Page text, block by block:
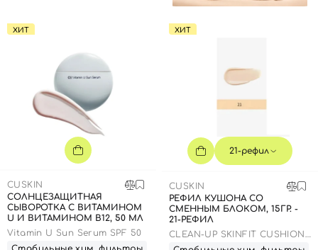
ХИТ
CUSKIN
СОЛНЦЕЗАЩИТНАЯ
СЫВОРОТКА С ВИТАМИНОМ
U И ВИТАМИНОМ В12, 50 МЛ
Vitamin U Sun Serum SPF 50
ХИТ
21-рефил
CUSKIN
РЕФИЛ КУШОНА СО
СМЕННЫМ БЛОКОМ, 15ГР. -
21-РЕФИЛ
CLEAN-UP SKINFIT CUSHION
PACT (SPF 50+/PA+++)